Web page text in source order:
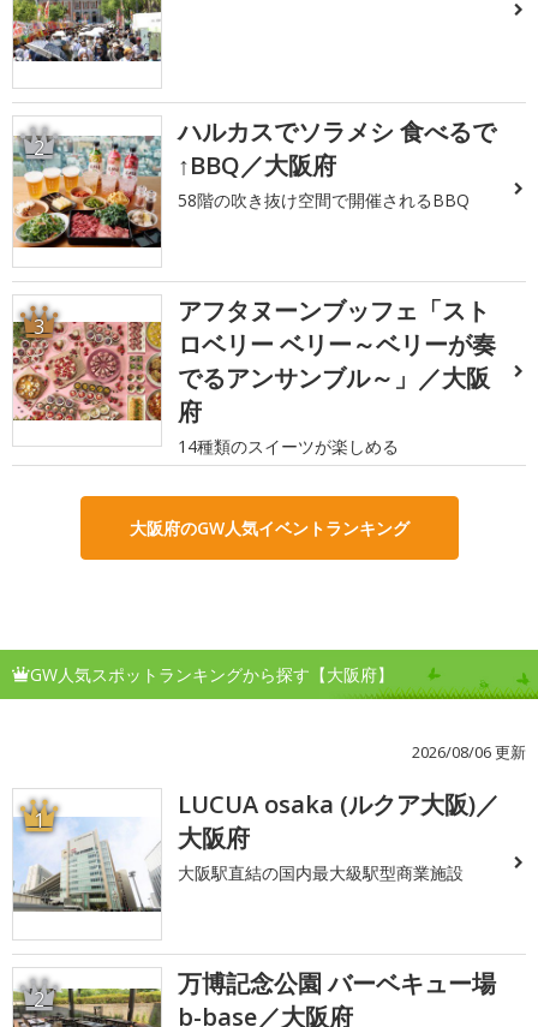
2
ハルカスでソラメシ 食べるで
↑BBQ／大阪府
58階の吹き抜け空間で開催されるBBQ
3
アフタヌーンブッフェ「スト
ロベリー ベリー～ベリーが奏
でるアンサンブル～」／大阪
府
14種類のスイーツが楽しめる
大阪府のGW人気イベントランキング
GW人気スポットランキングから探す【大阪府】
2026/08/06 更新
1
LUCUA osaka (ルクア大阪)／
大阪府
大阪駅直結の国内最大級駅型商業施設
2
万博記念公園 バーベキュー場
b-base／大阪府